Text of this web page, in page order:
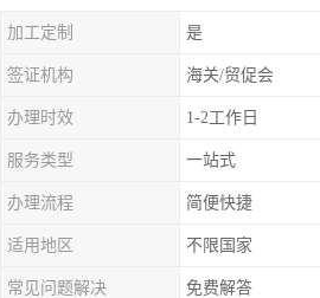
加工定制 是
签证机构 海关/贸促会
办理时效 1-2工作日
服务类型 一站式
办理流程 简便快捷
适用地区 不限国家
常见问题解决 免费解答